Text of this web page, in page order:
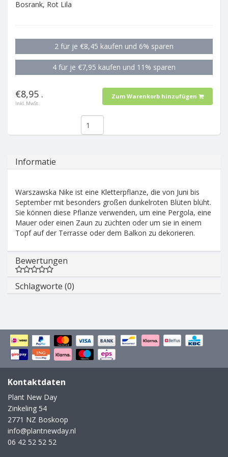
Bosrank, Rot Lila
2 für je €8,45 kaufen und 6% sparen
4 für je €7,95 kaufen und 11% sparen
€8,95 .
Inkl. MwSt.
Zum Warenkorb hinzufügen
Informatie
Warszawska Nike ist eine Kletterpflanze, die von Juni bis
September mit besonders großen dunkelroten Blüten blüht.
Sie können diese Pflanze verwenden, um eine Pergola, eine
Mauer oder einen Zaun zu züchten oder um sie in einem
Topf auf der Terrasse oder dem Balkon zu dekorieren.
Bewertungen
Schlagworte (0)
Kontaktdaten
Plant New Day
Zinkeling 54
2771 NZ Boskoop
info@plantnewday.nl
06 42 52 52 52